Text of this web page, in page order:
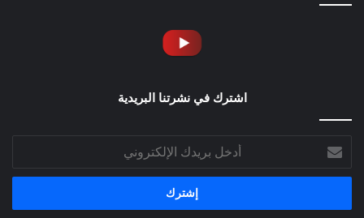
اشترك في نشرتنا البريدية
بريدك
الإلكتروني